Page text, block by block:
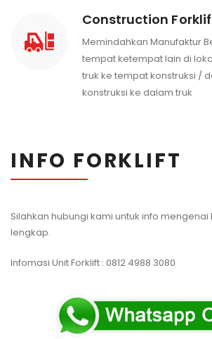
Construction
Memindahkan Manufaktur
tempat ketempat lain di
truk ke tempat konstruksi /
konstruksi ke dalam truk
INFO FORKLIFT
Silahkan hubungi kami untuk info mengenai
lengkap.
Infomasi Unit Forklift : 0812 4988 3080